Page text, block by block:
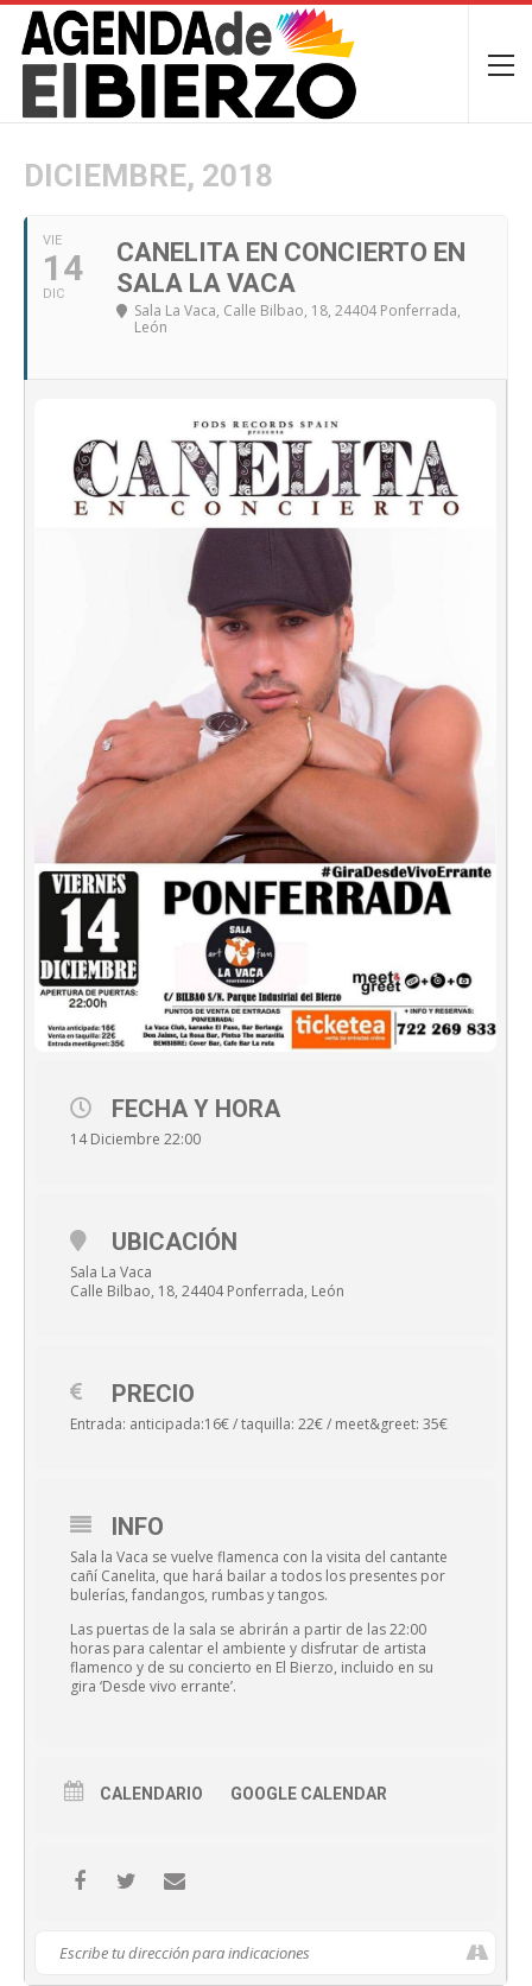
DICIEMBRE, 2018
VIE
14
DIC
CANELITA EN CONCIERTO EN
SALA LA VACA
Sala La Vaca, Calle Bilbao, 18, 24404 Ponferrada,
León
FECHA Y HORA
14 Diciembre 22:00
UBICACIÓN
Sala La Vaca
Calle Bilbao, 18, 24404 Ponferrada, León
PRECIO
Entrada: anticipada:16€ / taquilla: 22€ / meet&greet: 35€
INFO
Sala la Vaca se vuelve flamenca con la visita del cantante
cañí Canelita, que hará bailar a todos los presentes por
bulerías, fandangos, rumbas y tangos.
Las puertas de la sala se abrirán a partir de las 22:00
horas para calentar el ambiente y disfrutar de artista
flamenco y de su concierto en El Bierzo, incluido en su
gira ‘Desde vivo errante’.
CALENDARIO GOOGLE CALENDAR